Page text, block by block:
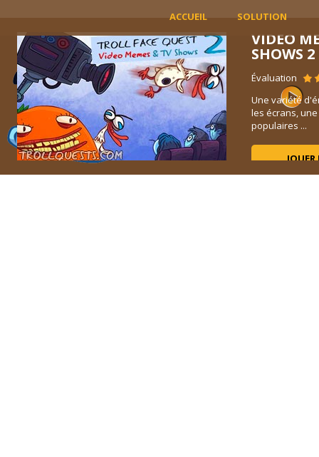
ACCUEIL SOLUTION
VIDEO
SHOWS 2
Évaluation
Une variété
les écrans,
populaires ...